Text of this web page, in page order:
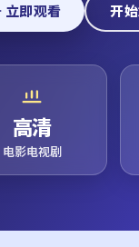
立即观看 开
高清
电影电视剧